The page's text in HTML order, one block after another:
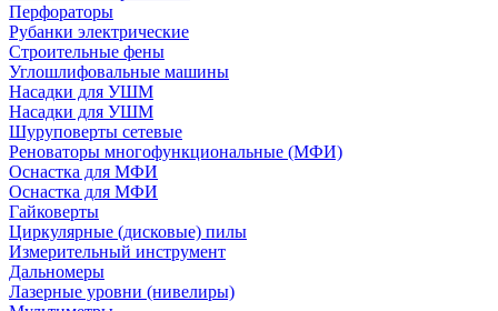
Перфораторы
Рубанки электрические
Строительные фены
Углошлифовальные машины
Насадки для УШМ
Насадки для УШМ
Шуруповерты сетевые
Реноваторы многофункциональные (МФИ)
Оснастка для МФИ
Оснастка для МФИ
Гайковерты
Циркулярные (дисковые) пилы
Измерительный инструмент
Дальномеры
Лазерные уровни (нивелиры)